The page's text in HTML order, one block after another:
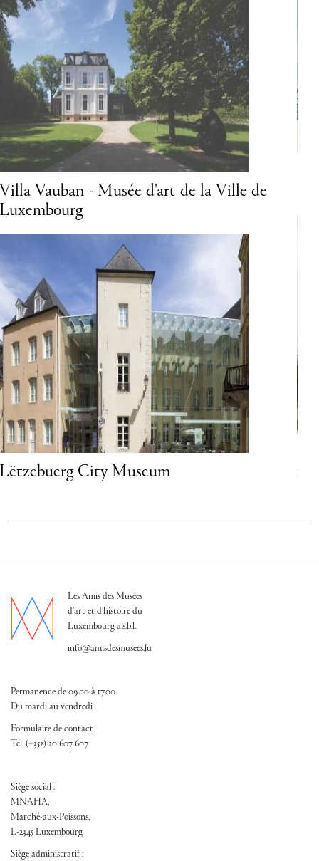
MUDAM - Musée d'Art Moderne
Grand-Duc Jean
Musée Dräi Eecheen (Musée de la
forteresse)
Les Amis des Musées
d'art et d'histoire du
Luxembourg a.s.b.l.
info@amisdesmusees.lu
Permanence de 09.00 à 17.00
Du mardi au vendredi
Formulaire de contact
Tél. (+352) 20 607 607
Siège social :
MNAHA,
Marché-aux-Poissons,
L-2345 Luxembourg
Siège administratif :